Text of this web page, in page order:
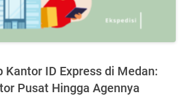
Kantor ID Express di Medan:
Pusat Hingga Agennya